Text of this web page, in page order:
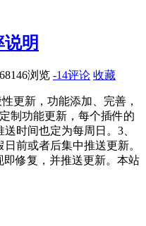
明
68146浏览 -14评论 收藏
更新，功能添加、完善，
制功能更新，每个插件的
时间也定为每周日。3、
前或者后集中推送更新。
修复，并推送更新。本站